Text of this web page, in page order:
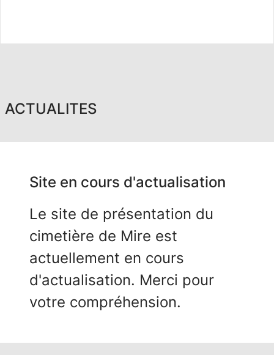
ACTUALITES
Site en cours d'actualisation
Le site de présentation du
cimetière de Mire est
actuellement en cours
d'actualisation. Merci pour
votre compréhension.